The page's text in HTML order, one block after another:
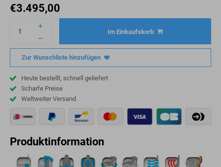
€3.495,00
Im Einkaufskorb
Zur Wunschliste hinzufügen
Heute bestellt, schnell geliefert
Scharfe Preise
Weltweiter Versand
Produktinformation